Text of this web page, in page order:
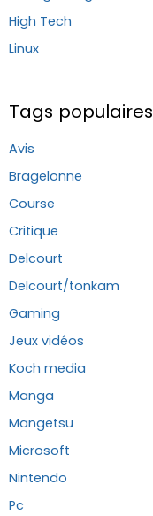
High Tech
Linux
Tags populaires
Avis
Bragelonne
Course
Critique
Delcourt
Delcourt/tonkam
Gaming
Jeux vidéos
Koch media
Manga
Mangetsu
Microsoft
Nintendo
Pc